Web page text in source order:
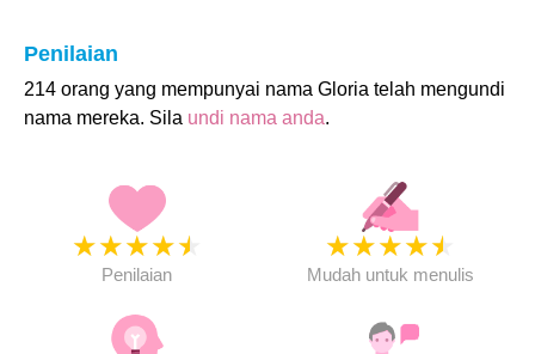
Penilaian
214 orang yang mempunyai nama Gloria telah mengundi
nama mereka. Sila undi nama anda.
★★★★★
Penilaian
★★★★★
Mudah untuk menulis